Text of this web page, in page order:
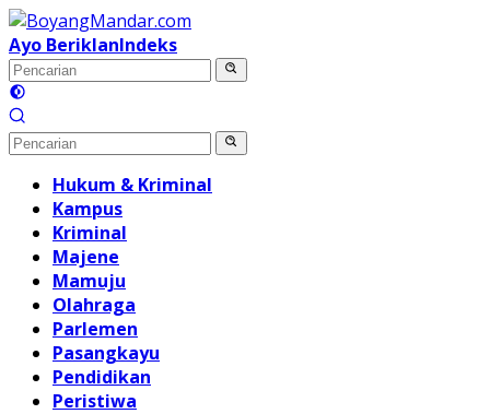
Langsung
ke
konten
Ayo BeriklanIndeks
Hukum & Kriminal
Kampus
Kriminal
Majene
Mamuju
Olahraga
Parlemen
Pasangkayu
Pendidikan
Peristiwa